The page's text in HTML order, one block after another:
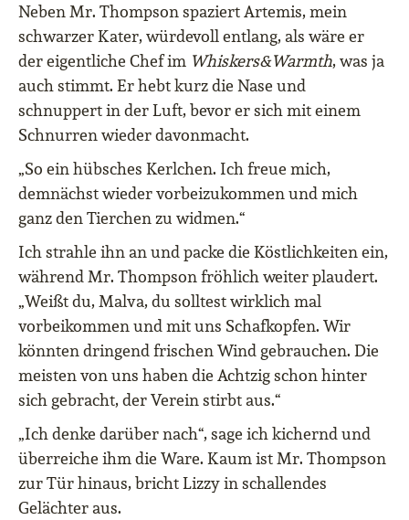
Neben Mr. Thompson spaziert Artemis, mein
schwarzer Kater, würdevoll entlang, als wäre er
der eigentliche Chef im Whiskers&Warmth, was ja
auch stimmt. Er hebt kurz die Nase und
schnuppert in der Luft, bevor er sich mit einem
Schnurren wieder davonmacht.
„So ein hübsches Kerlchen. Ich freue mich,
demnächst wieder vorbeizukommen und mich
ganz den Tierchen zu widmen.“
Ich strahle ihn an und packe die Köstlichkeiten ein,
während Mr. Thompson fröhlich weiter plaudert.
„Weißt du, Malva, du solltest wirklich mal
vorbeikommen und mit uns Schafkopfen. Wir
könnten dringend frischen Wind gebrauchen. Die
meisten von uns haben die Achtzig schon hinter
sich gebracht, der Verein stirbt aus.“
„Ich denke darüber nach“, sage ich kichernd und
überreiche ihm die Ware. Kaum ist Mr. Thompson
zur Tür hinaus, bricht Lizzy in schallendes
Gelächter aus.